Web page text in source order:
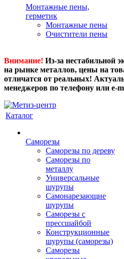
Монтажные пены,
герметик
Монтажные пены
Очистители пены
Внимание! Из-за нестабильной
на рынке металлов, цены на
отличатся от реальных!
менеджеров по телефону или e-
Каталог
Саморезы
Саморезы по дереву
Саморезы по
металлу
Универсальные
шурупы
Самонарезающие
шурупы
Саморезы с
прессшайбой
Конструкционные
шурупы (саморезы)
Саморезы